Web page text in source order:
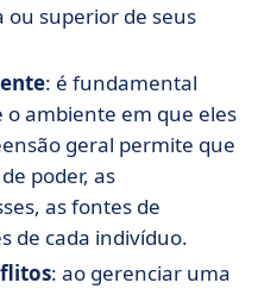
superior de seus
: é fundamental
o ambiente em que eles
geral permite que
poder, as
as fontes de
de cada indivíduo.
: ao gerenciar uma